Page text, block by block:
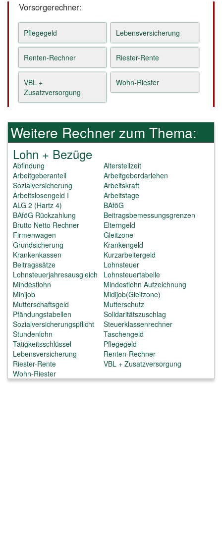
Vorsorgerechner:
Pflegegeld Lebensversicherung
Renten-Rechner Riester-Rente
VBL +
Zusatzversorgung
Wohn-Riester
Weitere Rechner zum Thema:
Lohn + Bezüge
Abfindung
Altersteilzeit
Arbeitgeberanteil
Sozialversicherung
Arbeitgeberdarlehen
Arbeitskraft
Arbeitslosengeld I
Arbeitstage
ALG 2 (Hartz 4)
BAföG
BAföG Rückzahlung
Beitragsbemessungsgrenzen
Brutto Netto Rechner
Elterngeld
Firmenwagen
Gleitzone
Grundsicherung
Krankengeld
Krankenkassen
Beitragssätze
Kurzarbeitergeld
Lohnsteuer
Lohnsteuerjahresausgleich
Lohnsteuertabelle
Mindestlohn
Mindestlohn Aufzeichnung
Minijob
Midijob(Gleitzone)
Mutterschaftsgeld
Mutterschutz
Pfändungstabellen
Solidaritätszuschlag
Sozialversicherungspflicht
Steuerklassenrechner
Stundenlohn
Taschengeld
Tätigkeitsschlüssel
Pflegegeld
Lebensversicherung
Renten-Rechner
Riester-Rente
VBL + Zusatzversorgung
Wohn-Riester